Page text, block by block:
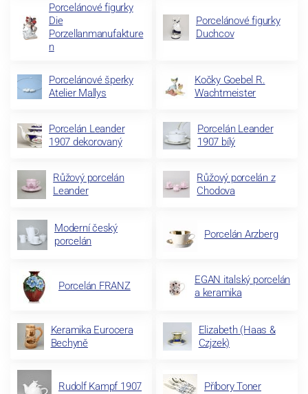
Porcelánové figurky
Die
Porzellanmanufakture
n
Porcelánové figurky
Duchcov
Porcelánové šperky
Atelier Mallys
Kočky Goebel R.
Wachtmeister
Porcelán Leander
1907 dekorovaný
Porcelán Leander
1907 bílý
Růžový porcelán
Leander
Růžový porcelán z
Chodova
Moderní český
porcelán
Porcelán Arzberg
Porcelán FRANZ
EGAN italský porcelán
a keramika
Keramika Eurocera
Bechyně
Elizabeth (Haas &
Czjzek)
Rudolf Kampf 1907 Příbory Toner